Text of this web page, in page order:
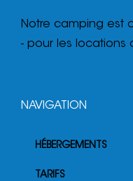
Notre camping est
- pour les locations
NAVIGATION
HÉBERGEMENTS
TARIFS